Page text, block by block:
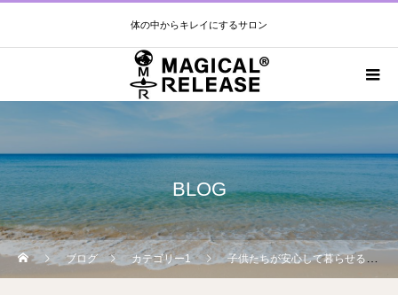
体の中からキレイにするサロン
BLOG
ブログ カテゴリー1 子供たちが安心して暮らせる未来の地球のために